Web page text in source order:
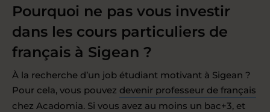
Pourquoi ne pas vous investir
dans les cours particuliers de
français à Sigean ?
À la recherche d’un job étudiant motivant à Sigean ?
Pour cela, vous pouvez devenir professeur de français
chez Acadomia. Si vous avez au moins un bac+3, et